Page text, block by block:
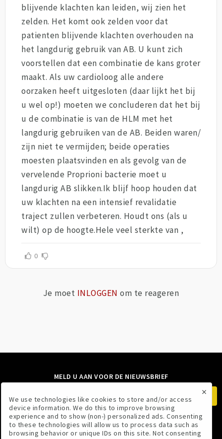
blijvende klachten kan leiden, wij zien het
zelden. Het komt ook zelden voor dat
patienten blijvende klachten overhouden na
het langdurig gebruik van AB. U kunt zich
voorstellen dat een combinatie de kans groter
maakt. Als uw cardioloog alle andere
oorzaken heeft uitgesloten (daar lijkt het bij
u wel op!) moeten we concluderen dat het bij
u de combinatie is van de HLM met het
langdurig gebruiken van de AB. Beiden waren/
zijn niet te vermijden; beide operaties
moesten plaatsvinden en als gevolg van de
vervelende Proprioni bacterie moet u
langdurig AB slikken.Ik blijf hoop houden dat
uw klachten na een intensief revalidatie
traject zullen verbeteren. Houdt ons (als u
wilt) op de hoogte.Hele veel sterkte van ,
0
Je moet INLOGGEN om te reageren
MELD U AAN VOOR DE NIEUWSBRIEF
VOLG ONS
×
We use technologies like cookies to store and/or access
device information. We do this to improve browsing
experience and to show (non-) personalized ads. Consenting
to these technologies will allow us to process data such as
browsing behavior or unique IDs on this site. Not consenting